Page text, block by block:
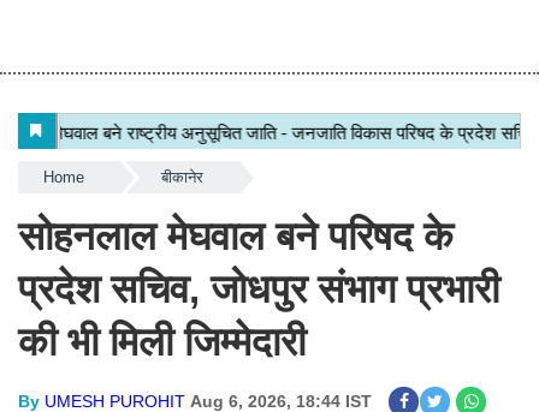
Home बीकानेर
सोहनलाल मेघवाल बने परिषद के
प्रदेश सचिव, जोधपुर संभाग प्रभारी
की भी मिली जिम्मेदारी
By UMESH PUROHIT Aug 6, 2026, 18:44 IST